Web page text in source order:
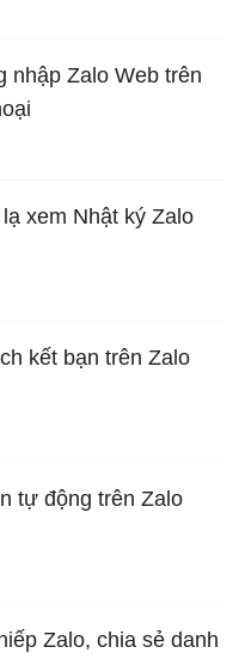
nhập Zalo Web trên
xem Nhật ký Zalo
kết bạn trên Zalo
tự động trên Zalo
Zalo, chia sẻ danh